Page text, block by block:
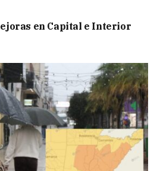
en Capital e Interior